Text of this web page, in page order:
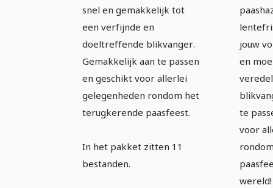
snel en gemakkelijk tot
een verfijnde en
doeltreffende blikvanger.
Gemakkelijk aan te passen
en geschikt voor allerlei
gelegenheden rondom het
terugkerende paasfeest.
In het pakket zitten 11
bestanden.
jouw
en
te
voor
wereld!